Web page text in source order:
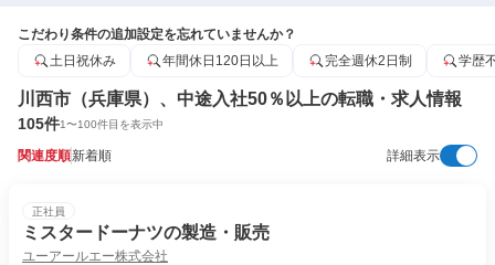
こだわり条件の追加設定を忘れていませんか？
土日祝休み
年間休日120日以上 完全週休2日制 学歴
川西市（兵庫県）、中途入社50％以上の転職・求人情報
105件1〜100件目を表示中
関連度順新着順 詳細表示
正社員
ミスタードーナツの製造・販売
ユーアールエー株式会社